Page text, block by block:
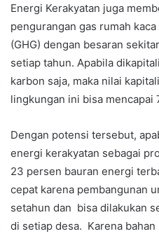
Energi Kerakyatan juga
pengurangan gas rumah
(GHG) dengan besaran
setiap tahun. Apabila
karbon saja, maka nilai
lingkungan ini bisa
Dengan potensi tersebut,
energi kerakyatan sebagai
23 persen bauran energi
cepat karena pembangunan
setahun dan bisa dilakukan
di setiap desa. Karena